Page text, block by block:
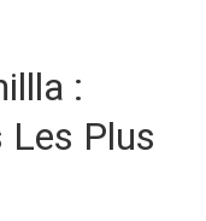
:
Les Plus